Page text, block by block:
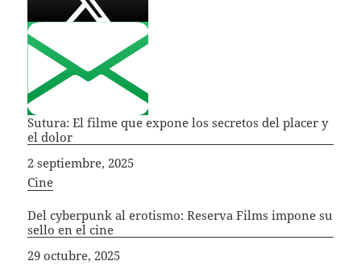
Sutura: El filme que expone los secretos del placer y
el dolor
Fecha
2 septiembre, 2025
In relation to
Cine
Del cyberpunk al erotismo: Reserva Films impone su
sello en el cine
Fecha
29 octubre, 2025